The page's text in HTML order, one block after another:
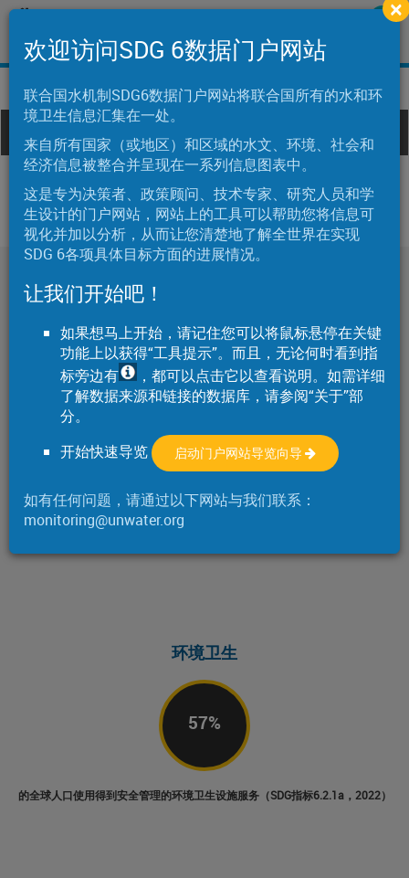
Skip
main
content
العربية 中文 English Français Русский Español
Main
navigation
概况
饮用水
环境卫生
57%
的全球人口使用得到安全管理的环境卫生设施服务（SDG指标6.2.1a，2022）
×
欢迎访问SDG 6数据门户网站
联合国水机制SDG6数据门户网站将联合国所有的水和环
境卫生信息汇集在一处。
来自所有国家（或地区）和区域的水文、环境、社会和
经济信息被整合并呈现在一系列信息图表中。
这是专为决策者、政策顾问、技术专家、研究人员和学
生设计的门户网站，网站上的工具可以帮助您将信息可
视化并加以分析，从而让您清楚地了解全世界在实现
SDG 6各项具体目标方面的进展情况。
让我们开始吧！
如果想马上开始，请记住您可以将鼠标悬停在关键
功能上以获得“工具提示”。而且，无论何时看到指
标旁边有
，都可以点击它以查看说明。如需详细
了解数据来源和链接的数据库，请参阅“关于”部
分。
开始快速导览
启动门户网站导览向导
如有任何问题，请通过以下网站与我们联系：
monitoring@unwater.org